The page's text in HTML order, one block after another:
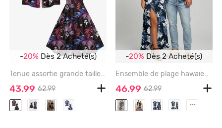
-20% Dès 2 Acheté(s)
Tenue assortie grande taille à imprimé fantôme et feuilles tropicales pour Halloween, pour couples - BLACK
43.99 62.99
-20% Dès 2 Acheté(s)
Ensemble de plage hawaïen assorti grande taille à imprimé feuilles d'hibiscus pour couples - DEEP BLUE
46.99 62.99
...